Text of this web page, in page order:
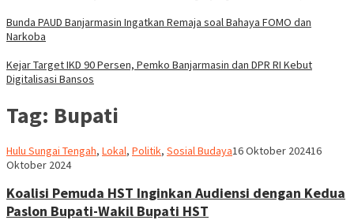
Bunda PAUD Banjarmasin Ingatkan Remaja soal Bahaya FOMO dan
Narkoba
Kejar Target IKD 90 Persen, Pemko Banjarmasin dan DPR RI Kebut
Digitalisasi Bansos
Tag: Bupati
Hulu Sungai Tengah, Lokal, Politik, Sosial BudayaHariadi
16 Oktober 202416
Oktober 2024
Koalisi Pemuda HST Inginkan Audiensi dengan Kedua
Paslon Bupati-Wakil Bupati HST